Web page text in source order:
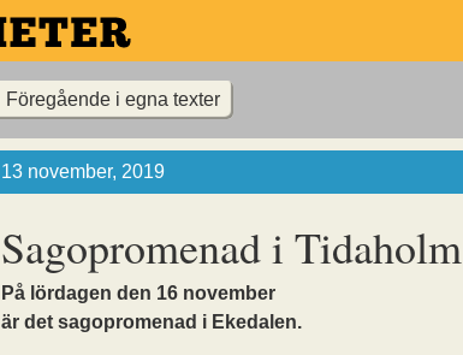
Föregående i egna texter
13 november, 2019
Sagopromenad i Tidaholm
På lördagen den 16 november
är det sagopromenad i Ekedalen.